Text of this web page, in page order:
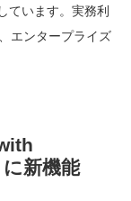
ています。実務利
エンタープライズ
新機能